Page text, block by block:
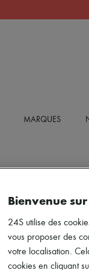
MARQUES
Bienvenue
24S utilise des
vous proposer des
votre localisation.
cookies en cliquant